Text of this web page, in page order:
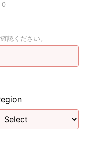
0
認ください。